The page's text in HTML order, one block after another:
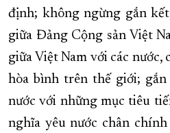
định; không ngừng gắn
giữa Đảng Cộng sản Việt
giữa Việt Nam với các nước,
hòa bình trên thế giới;
nước với những mục tiêu
nghĩa yêu nước chân